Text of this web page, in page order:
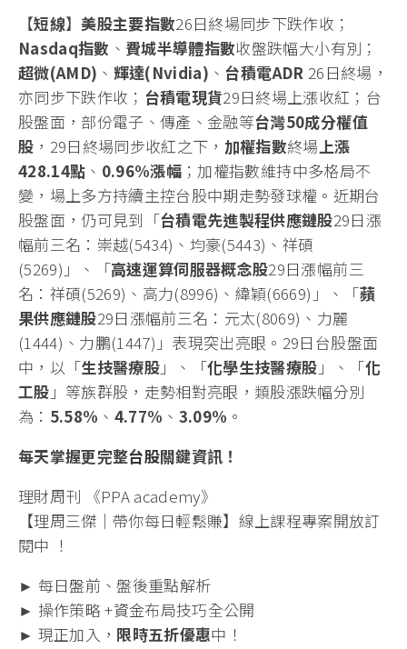
(一)台北股市盤勢動向：